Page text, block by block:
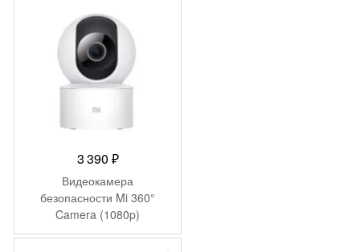
3 390 ₽
Видеокамера
безопасности Mi 360°
Camera (1080p)
MJSXJ10CM (BHR4885GL)